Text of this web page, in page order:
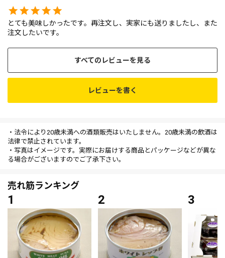
とても美味しかったです。再注文し、実家にも送りましたし、また
注文したいです。
すべてのレビューを見る
レビューを書く
・法令により20歳未満への酒類販売はいたしません。20歳未満の飲酒は
法律で禁止されています。
・写真はイメージです。実際にお届けする商品とパッケージなどが異な
る場合がございますのでご了承下さい。
売れ筋ランキング